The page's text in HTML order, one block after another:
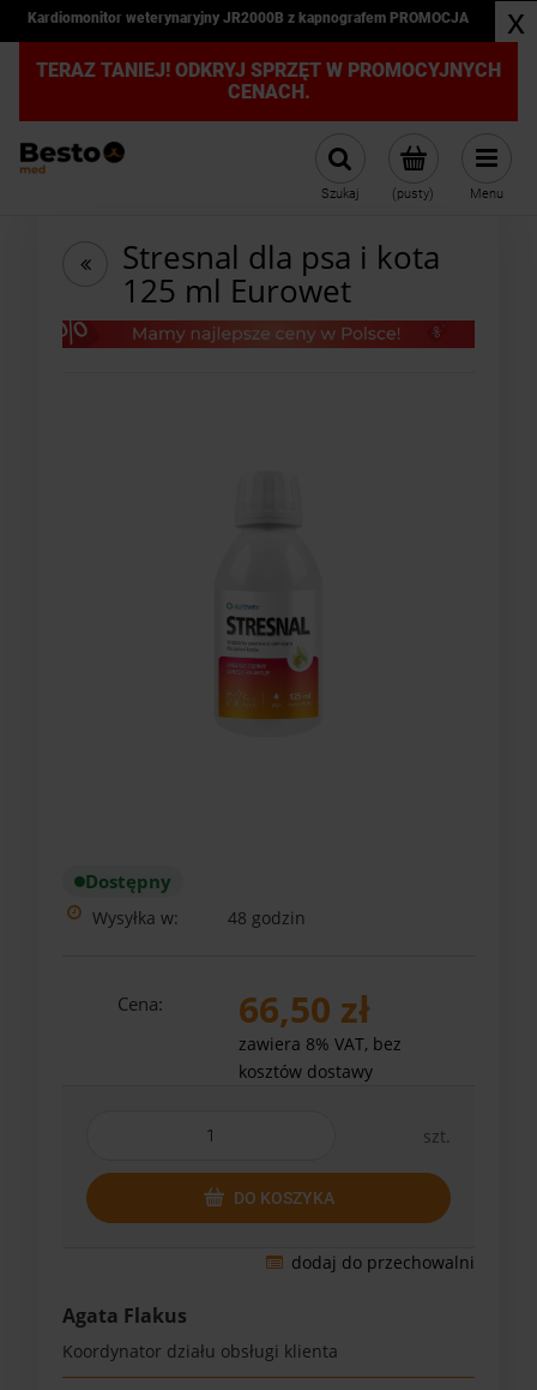
Kardiomonitor weterynaryjny JR2000B z kapnografem PROMOCJA x
TERAZ TANIEJ! ODKRYJ SPRZĘT W PROMOCYJNYCH
CENACH.
(pusty)
Szukaj Menu
Stresnal dla psa i kota
125 ml Eurowet
Dostępny
Wysyłka w: 48 godzin
Cena: 66,50 zł
zawiera 8% VAT, bez
kosztów dostawy
szt.
DO KOSZYKA
dodaj do przechowalni
Agata Flakus
Koordynator działu obsługi klienta